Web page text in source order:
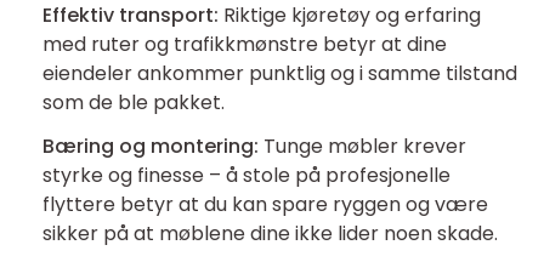
Effektiv transport: Riktige kjøretøy og erfaring
med ruter og trafikkmønstre betyr at dine
eiendeler ankommer punktlig og i samme tilstand
som de ble pakket.
Bæring og montering: Tunge møbler krever
styrke og finesse – å stole på profesjonelle
flyttere betyr at du kan spare ryggen og være
sikker på at møblene dine ikke lider noen skade.